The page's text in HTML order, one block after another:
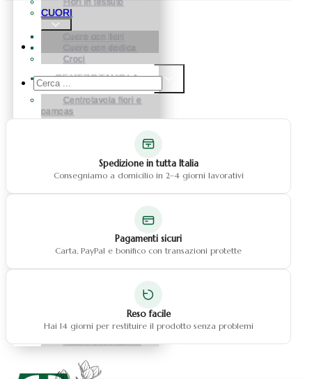
Fiori in tessuto
CUORI
Cuore con fiori
Cuore con dedica
Croci
CENTROTAVOLA
Centrotavola fiori e
pampas
FIORI
Fiori in Silicone
STABILIZZATE
Natale centrotavola
Natale decorazioni
Cerca
...
Spedizione in tutta Italia
Consegniamo a domicilio in 2–4 giorni lavorativi
Pagamenti sicuri
Carta, PayPal e bonifico con transazioni protette
Reso facile
Hai 14 giorni per restituire il prodotto senza problemi